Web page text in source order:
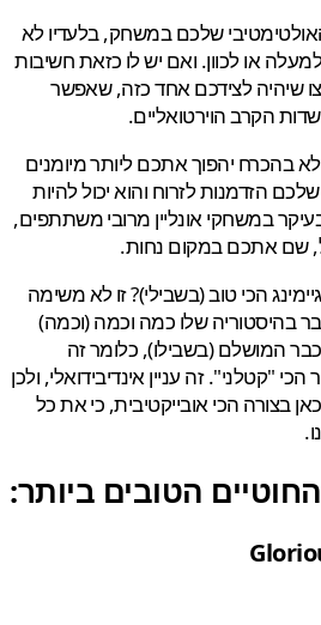
שלכם במשחק, בלעדיו לא
או לכוון. ואם יש לו כזאת חשיבות
לצידכם אחד כזה, שאפשר
הוירטואליים.
יהפוך אתכם ליותר מיומנים
לזרוח והוא יכול להיות
במשחקי אונליין מרובי משתתפים,
אתכם במקום נחות.
הכי טוב (בשבילי)? זו לא משימה
שלו כמה וכמה (וכמה)
(בשבילו), כלומר זה
זה עניין אינדיבידואלי, ולכן
הכי אובייקטיבית, כי את כל
הטובים ביותר: